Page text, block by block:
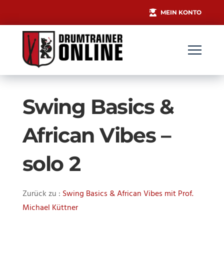
MEIN KONTO
Swing Basics &
African Vibes –
solo 2
Zurück zu : Swing Basics & African Vibes mit Prof.
Michael Küttner